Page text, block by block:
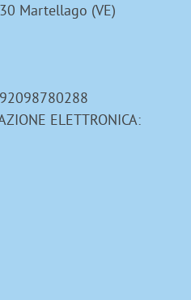
Martellago (VE)
ELETTRONICA: